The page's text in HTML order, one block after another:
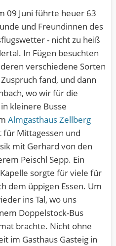
09 Juni führte heuer 63
und Freundinnen des
- nicht zu heiß
In Fügen besuchten
deren verschiedene Sorten
fand, und dann
wo wir für die
kleinere Busse
Almgasthaus Zellberg
für Mittagessen und
mit Gerhard von den
Peischl Sepp. Ein
sorgte für viele für
dem üppigen Essen. Um
ins Tal, wo uns
Doppelstock-Bus
brachte. Nicht ohne
im Gasthaus Gasteig in